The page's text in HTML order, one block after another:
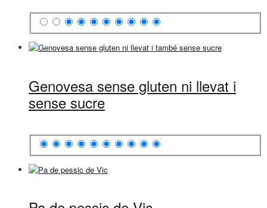
Genovesa sense gluten ni llevat i
sense sucre